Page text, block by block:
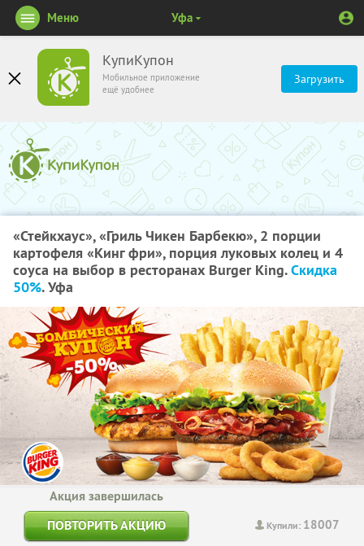
КупиКупон
Мобильное приложение
ещё удобнее
Загрузить
Меню Уфа
«Стейкхаус»,​ ​«Гриль​ ​Чикен​ ​Барбекю»,​ ​2​ ​порции​ ​
картофеля​ ​«Кинг​ ​фри»,​ ​порция​ ​луковых колец​ ​и​ ​4​ ​
соуса​ ​на​ ​выбор​ ​в​ ​ресторанах​ ​Burger​ ​King.​ ​Скидка​ ​
50%. Уфа
Купили: 18007
Акция завершилась
ПОВТОРИТЬ АКЦИЮ